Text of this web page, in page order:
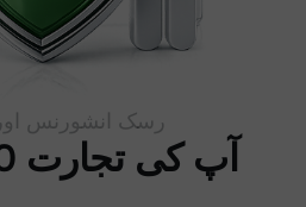
رسک انشورنس اور